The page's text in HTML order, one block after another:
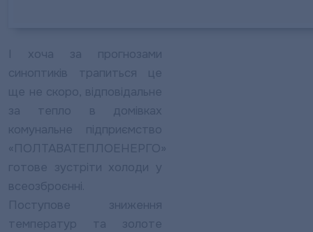
І хоча за прогнозами
синоптиків трапиться це
ще не скоро, відповідальне
за тепло в домівках
комунальне підприємство
«ПОЛТАВАТЕПЛОЕНЕРГО»
готове зустріти холоди у
всеозброєнні.
Поступове зниження
температур та золоте